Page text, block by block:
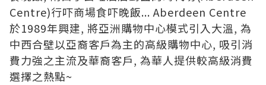
Centre)行吓商場食吓晚飯... Aberdeen Centre
於1989年興建, 將亞洲購物中心模式引入大溫, 為
中西合壁以亞裔客戶為主的高級購物中心, 吸引消
費力強之主流及華裔客戶, 為華人提供較高級消費
選擇之熱點~